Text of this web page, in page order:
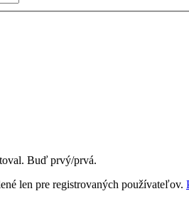
Buď prvý/prvá.
len pre registrovaných používateľov.